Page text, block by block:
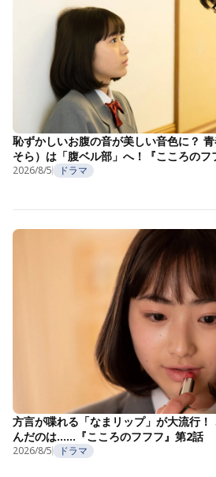
恥ずかしいお腹の音が美しい音色に？
そら）は「腹ベル部」へ！『こころのフ
2026/8/5 ドラマ
方言が喋れる「なまリップ」が大流行
んだのは……『こころのフフフ』第2話
2026/8/5 ドラマ